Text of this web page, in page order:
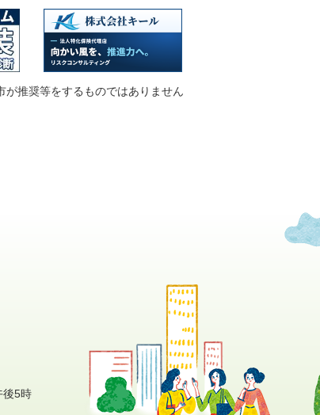
推奨等をするものではありません
後5時